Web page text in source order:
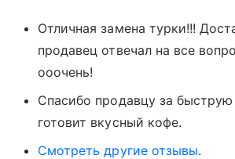
Отличная замена турки!!!
продавец отвечал на все
ооочень!
Спасибо продавцу за быструю
готовит вкусный кофе.
Смотреть другие отзывы.